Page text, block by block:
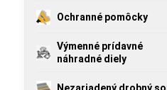
Ochranné pomôcky
Výmenné prídavné
náhradné diely